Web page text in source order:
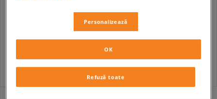
NEW BALANCE 800
copii
Personalizează
Refuză toate
OK